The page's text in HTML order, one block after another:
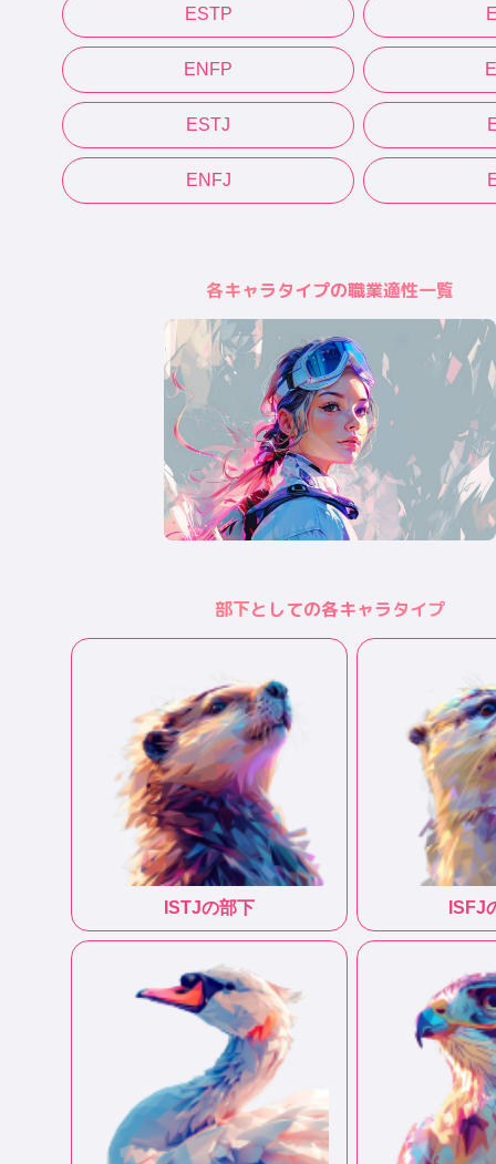
ESTP
ENFP
ESTJ
ENFJ
各キャラタイプの職業適性一覧
部下としての各キャラタイプ
ISTJの部下 ISFJ